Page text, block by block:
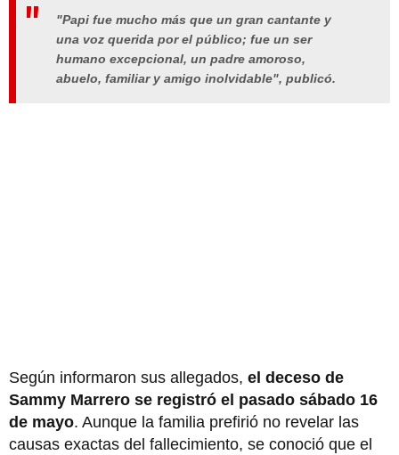
"Papi fue mucho más que un gran cantante y
una voz querida por el público; fue un ser
humano excepcional, un padre amoroso,
abuelo, familiar y amigo inolvidable", publicó.
Según informaron sus allegados, el deceso de
Sammy Marrero se registró el pasado sábado 16
de mayo. Aunque la familia prefirió no revelar las
causas exactas del fallecimiento, se conoció que el